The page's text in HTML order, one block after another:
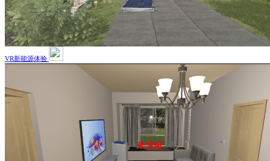
VR新能源体验